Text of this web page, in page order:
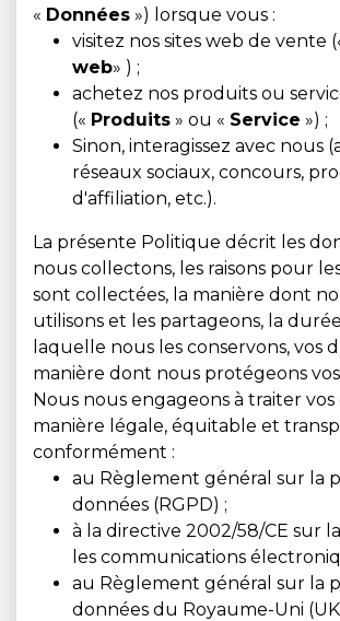
« Données ») lorsque vous :
visitez nos sites web de vente
web» ) ;
achetez nos produits ou
(« Produits » ou « Service ») ;
Sinon, interagissez avec nous
réseaux sociaux, concours,
d'affiliation, etc.).
La présente Politique décrit les
nous collectons, les raisons pour
sont collectées, la manière dont
utilisons et les partageons, la
laquelle nous les conservons, vos
manière dont nous protégeons
Nous nous engageons à traiter
manière légale, équitable et
conformément :
au Règlement général sur la
données (RGPD) ;
à la directive 2002/58/CE sur
les communications
au Règlement général sur la
données du Royaume-Uni (UK